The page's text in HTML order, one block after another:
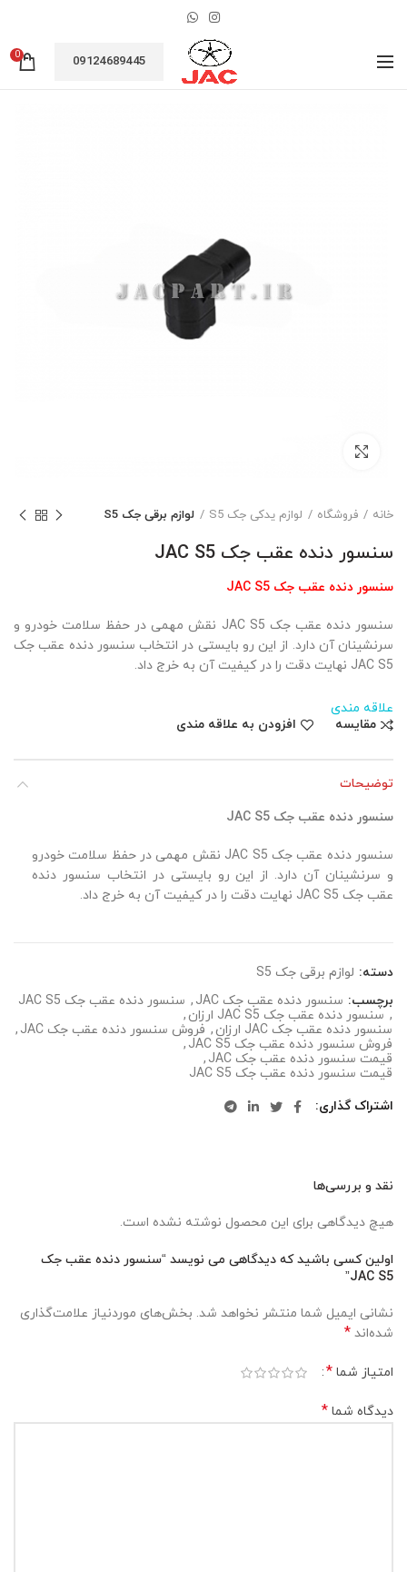
09124689445
0
خانه فروشگاه لوازم یدکی جک S5 لوازم برقی جک S5
سنسور دنده عقب جک JAC S5
سنسور دنده عقب جک JAC S5
سنسور دنده عقب جک JAC S5 نقش مهمی در حفظ سلامت خودرو و
سرنشینان آن دارد. از این رو بایستی در انتخاب سنسور دنده عقب جک
JAC S5 نهایت دقت را در کیفیت آن به خرج داد.
علاقه مندی
مقایسه
افزودن به علاقه مندی
توضیحات
سنسور دنده عقب جک JAC S5
سنسور دنده عقب جک JAC S5 نقش مهمی در حفظ سلامت خودرو
و سرنشینان آن دارد. از این رو بایستی در انتخاب سنسور دنده
عقب جک JAC S5 نهایت دقت را در کیفیت آن به خرج داد.
دسته: لوازم برقی جک S5
برچسب: سنسور دنده عقب جک JAC , سنسور دنده عقب جک JAC S5
, سنسور دنده عقب جک JAC S5 ارزان
,
سنسور دنده عقب جک JAC ارزان
, فروش سنسور دنده عقب جک JAC
,
فروش سنسور دنده عقب جک JAC S5
,
قیمت سنسور دنده عقب جک JAC
,
قیمت سنسور دنده عقب جک JAC S5
اشتراک گذاری
نقد و بررسی‌ها
هیچ دیدگاهی برای این محصول نوشته نشده است.
اولین کسی باشید که دیدگاهی می نویسد “سنسور دنده عقب جک
JAC S5”
نشانی ایمیل شما منتشر نخواهد شد. بخش‌های موردنیاز علامت‌گذاری
شده‌اند *
امتیاز شما *
دیدگاه شما *